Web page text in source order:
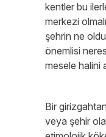
kentler bu
merkezi
şehrin ne
önemlisi
mesele halini
Bir
veya şehir